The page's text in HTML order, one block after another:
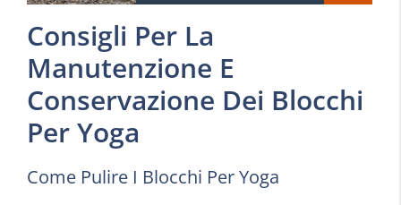
Consigli Per La
Manutenzione E
Conservazione Dei Blocchi
Per Yoga
Come Pulire I Blocchi Per Yoga